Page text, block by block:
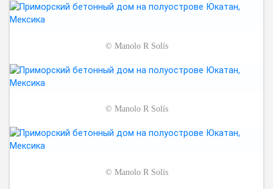
© Manolo R Solís
© Manolo R Solís
© Manolo R Solís